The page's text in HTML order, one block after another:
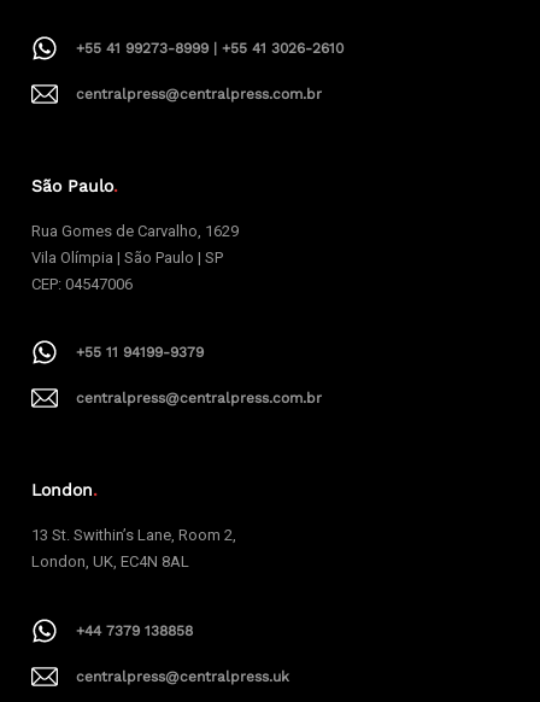
+55 41 99273-8999 | +55 41 3026-2610
centralpress@centralpress.com.br
São Paulo.
Rua Gomes de Carvalho, 1629
Vila Olímpia | São Paulo | SP
CEP: 04547006
+55 11 94199-9379
centralpress@centralpress.com.br
London.
13 St. Swithin’s Lane, Room 2,
London, UK, EC4N 8AL
+44 7379 138858
centralpress@centralpress.uk